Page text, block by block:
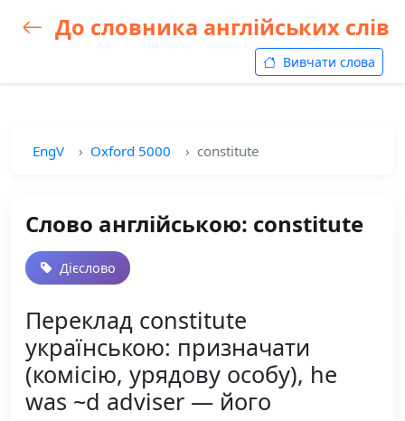
До словника англійських слів
Вивчати слова
EngV Oxford 5000 constitute
Слово англійською: constitute
Дієслово
Переклад constitute
українською: призначати
(комісію, урядову особу), he
was ~d adviser — його